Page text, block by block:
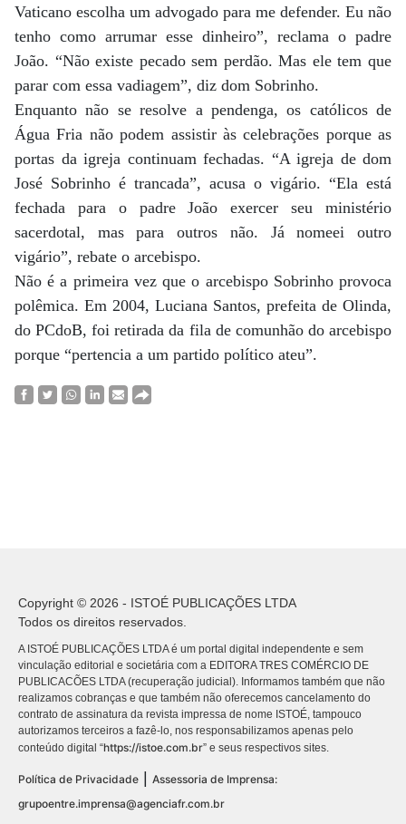
Vaticano escolha um advogado para me defender. Eu não
tenho como arrumar esse dinheiro”, reclama o padre
João. “Não existe pecado sem perdão. Mas ele tem que
parar com essa vadiagem”, diz dom Sobrinho.
Enquanto não se resolve a pendenga, os católicos de
Água Fria não podem assistir às celebrações porque as
portas da igreja continuam fechadas. “A igreja de dom
José Sobrinho é trancada”, acusa o vigário. “Ela está
fechada para o padre João exercer seu ministério
sacerdotal, mas para outros não. Já nomeei outro
vigário”, rebate o arcebispo.
Não é a primeira vez que o arcebispo Sobrinho provoca
polêmica. Em 2004, Luciana Santos, prefeita de Olinda,
do PCdoB, foi retirada da fila de comunhão do arcebispo
porque “pertencia a um partido político ateu”.
Copyright © 2026 - ISTOÉ PUBLICAÇÕES LTDA
Todos os direitos reservados.
A ISTOÉ PUBLICAÇÕES LTDA é um portal digital independente e sem
vinculação editorial e societária com a EDITORA TRES COMÉRCIO DE
PUBLICACÕES LTDA (recuperação judicial). Informamos também que não
realizamos cobranças e que também não oferecemos cancelamento do
contrato de assinatura da revista impressa de nome ISTOÉ, tampouco
autorizamos terceiros a fazê-lo, nos responsabilizamos apenas pelo
conteúdo digital “https://istoe.com.br” e seus respectivos sites.
Política de Privacidade
Assessoria de Imprensa:
grupoentre.imprensa@agenciafr.com.br